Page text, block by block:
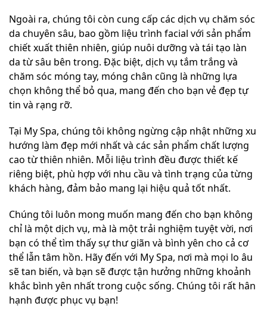
Ngoài ra, chúng tôi còn cung cấp các dịch vụ chăm sóc
da chuyên sâu, bao gồm liệu trình facial với sản phẩm
chiết xuất thiên nhiên, giúp nuôi dưỡng và tái tạo làn
da từ sâu bên trong. Đặc biệt, dịch vụ tắm trắng và
chăm sóc móng tay, móng chân cũng là những lựa
chọn không thể bỏ qua, mang đến cho bạn vẻ đẹp tự
tin và rạng rỡ.
Tại My Spa, chúng tôi không ngừng cập nhật những xu
hướng làm đẹp mới nhất và các sản phẩm chất lượng
cao từ thiên nhiên. Mỗi liệu trình đều được thiết kế
riêng biệt, phù hợp với nhu cầu và tình trạng của từng
khách hàng, đảm bảo mang lại hiệu quả tốt nhất.
Chúng tôi luôn mong muốn mang đến cho bạn không
chỉ là một dịch vụ, mà là một trải nghiệm tuyệt vời, nơi
bạn có thể tìm thấy sự thư giãn và bình yên cho cả cơ
thể lẫn tâm hồn. Hãy đến với My Spa, nơi mà mọi lo âu
sẽ tan biến, và bạn sẽ được tận hưởng những khoảnh
khắc bình yên nhất trong cuộc sống. Chúng tôi rất hân
hạnh được phục vụ bạn!